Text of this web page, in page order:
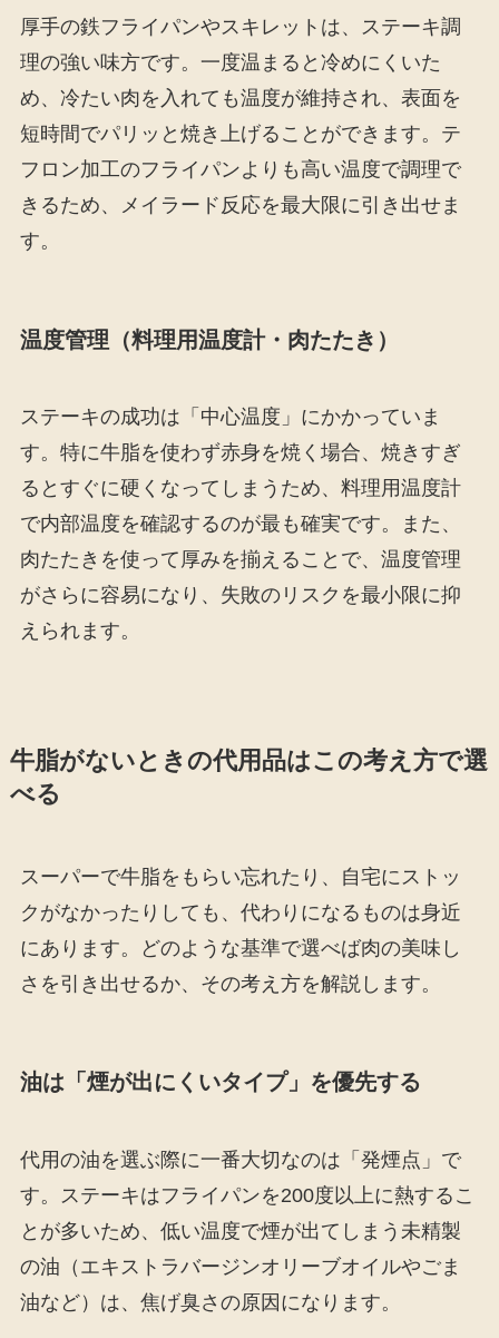
厚手の鉄フライパンやスキレットは、ステーキ調
理の強い味方です。一度温まると冷めにくいた
め、冷たい肉を入れても温度が維持され、表面を
短時間でパリッと焼き上げることができます。テ
フロン加工のフライパンよりも高い温度で調理で
きるため、メイラード反応を最大限に引き出せま
す。
温度管理（料理用温度計・肉たたき）
ステーキの成功は「中心温度」にかかっていま
す。特に牛脂を使わず赤身を焼く場合、焼きすぎ
るとすぐに硬くなってしまうため、料理用温度計
で内部温度を確認するのが最も確実です。また、
肉たたきを使って厚みを揃えることで、温度管理
がさらに容易になり、失敗のリスクを最小限に抑
えられます。
牛脂がないときの代用品はこの考え方で選
べる
スーパーで牛脂をもらい忘れたり、自宅にストッ
クがなかったりしても、代わりになるものは身近
にあります。どのような基準で選べば肉の美味し
さを引き出せるか、その考え方を解説します。
油は「煙が出にくいタイプ」を優先する
代用の油を選ぶ際に一番大切なのは「発煙点」で
す。ステーキはフライパンを200度以上に熱するこ
とが多いため、低い温度で煙が出てしまう未精製
の油（エキストラバージンオリーブオイルやごま
油など）は、焦げ臭さの原因になります。